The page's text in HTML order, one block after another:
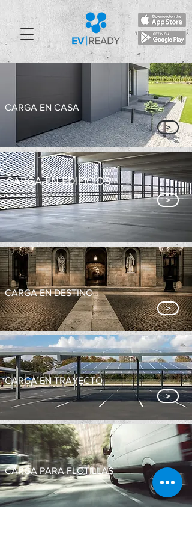
CARGA EN CASA
>
CARGA EN EDIFICIOS
>
CARGA EN DESTINO
>
CARGA EN TRAYECTO
>
CARGA PARA FLOTILLAS
>